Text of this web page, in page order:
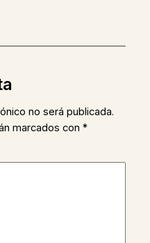
no será publicada.
marcados con *